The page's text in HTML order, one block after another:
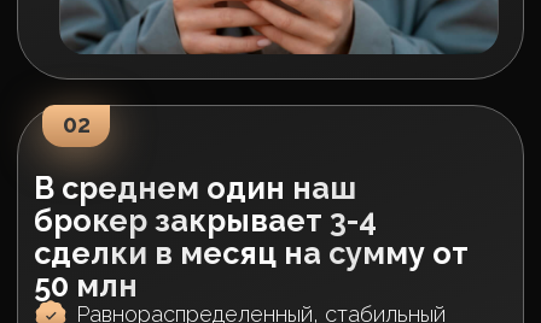
Академия брокеров: Наши
выпускники генерируют сделки на
эффективность обучения
Академия для руководителей:
способствует реальному
профессиональному росту